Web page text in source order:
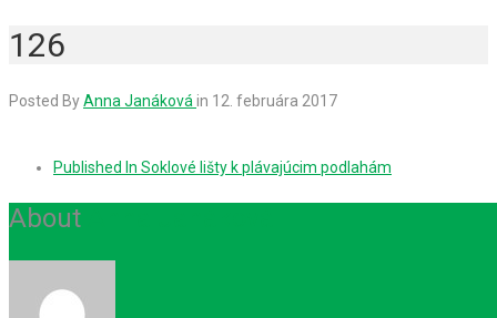
126
Posted ByAnna Janáková in 12. februára 2017
Published In Soklové lišty k plávajúcim podlahám
About